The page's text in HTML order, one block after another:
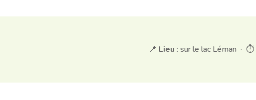
📍 Lieu : sur le lac Léman · ⏱️